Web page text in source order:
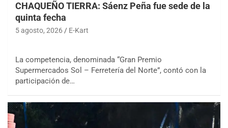
CHAQUEÑO TIERRA: Sáenz Peña fue sede de la
quinta fecha
5 agosto, 2026 E-Kart
La competencia, denominada “Gran Premio
Supermercados Sol – Ferretería del Norte”, contó con la
participación de…